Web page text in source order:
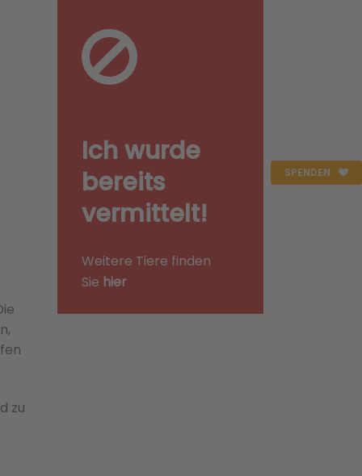
SPENDEN
zu
Ich wurde
bereits
vermittelt!
Weitere Tiere finden
Sie hier